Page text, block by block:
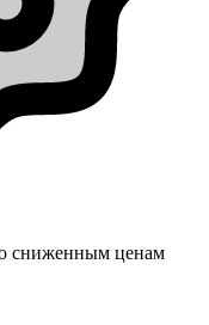
сниженным ценам